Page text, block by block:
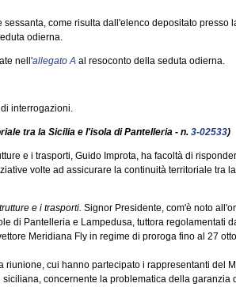
come risulta dall'elenco depositato presso
odierna.
nell'allegato A al resoconto della seduta odierna.
interrogazioni.
tra la Sicilia e l'isola di Pantelleria - n. 3-02533)
e i trasporti, Guido Improta, ha facoltà di
volte ad assicurare la continuità territoriale tra
e i trasporti. Signor Presidente, com'è noto
di Pantelleria e Lampedusa, tuttora regolamentati
Meridiana Fly in regime di proroga fino al 27
riunione, cui hanno partecipato i rappresentanti del
concernente la problematica della garanzia